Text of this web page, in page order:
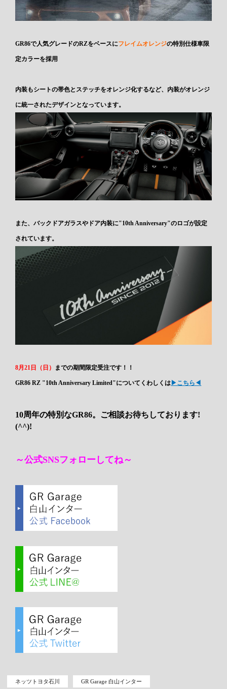
GR86で人気グレードのRZをベースにフレイムオレンジの特別仕様車限
定カラーを採用
内装もシートの帯色とステッチをオレンジ化するなど、内装がオレンジ
に統一されたデザインとなっています。
また、バックドアガラスやドア内装に"10th Anniversary"のロゴが設定
されています。
8月21日（日） までの期間限定受注です！！
GR86 RZ "10th Anniversary Limited"についてくわしくは ▶こちら◀
10周年の特別なGR86。ご相談お待ちしております!
(^^)!
～公式SNSフォローしてね～
ネッツトヨタ石川 GR Garage 白山インター